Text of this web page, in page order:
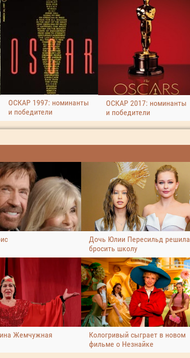
ОСКАР 1997: номинанты
и победители
ОСКАР 2017: номинанты
и победители
Дочь Юлии Пересильд решила
бросить школу
Жемчужная
Кологривый сыграет в новом
фильме о Незнайке